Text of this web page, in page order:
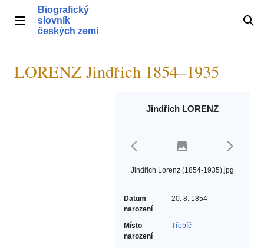
obsahHlavní menu
Biografický
slovník
českých zemí
LORENZ Jindřich 1854–1935
Jindřich LORENZ
Jindřich Lorenz (1854-1935).jpg
Datum
narození
20. 8. 1854
Místo
narození
Třebíč